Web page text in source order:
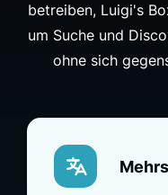
betreiben, Luigi's
um Suche und
ohne sich